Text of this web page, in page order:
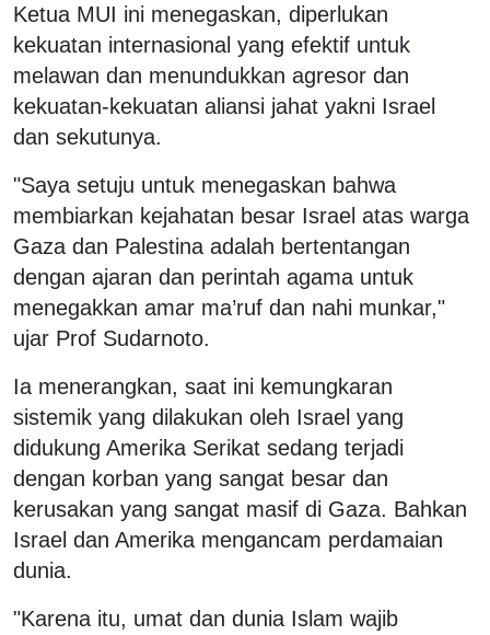
Ketua MUI ini menegaskan, diperlukan
kekuatan internasional yang efektif untuk
melawan dan menundukkan agresor dan
kekuatan-kekuatan aliansi jahat yakni Israel
dan sekutunya.
"Saya setuju untuk menegaskan bahwa
membiarkan kejahatan besar Israel atas warga
Gaza dan Palestina adalah bertentangan
dengan ajaran dan perintah agama untuk
menegakkan amar ma’ruf dan nahi munkar,"
ujar Prof Sudarnoto.
Ia menerangkan, saat ini kemungkaran
sistemik yang dilakukan oleh Israel yang
didukung Amerika Serikat sedang terjadi
dengan korban yang sangat besar dan
kerusakan yang sangat masif di Gaza. Bahkan
Israel dan Amerika mengancam perdamaian
dunia.
"Karena itu, umat dan dunia Islam wajib